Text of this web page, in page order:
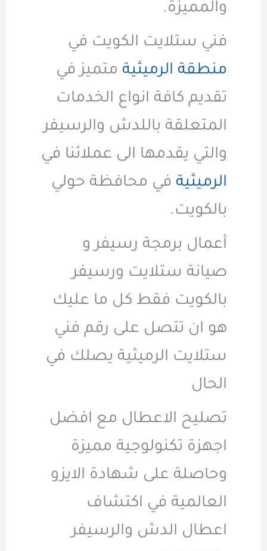
والمميزة.
فني ستلايت الكويت في
منطقة الرميثية متميز في
تقديم كافة انواع الخدمات
المتعلقة باللدش والرسيفر
والتي يقدمها الى عملائنا في
الرميثية في محافظة حولي
بالكويت.
أعمال برمجة رسيفر و
صيانة ستلايت ورسيفر
بالكويت فقط كل ما عليك
هو ان تتصل على رقم فني
ستلايت الرميثية يصلك في
الحال
تصليح الاعطال مع افضل
اجهزة تكنولوجية مميزة
وحاصلة على شهادة الايزو
العالمية في اكتشاف
اعطال الدش والرسيفر